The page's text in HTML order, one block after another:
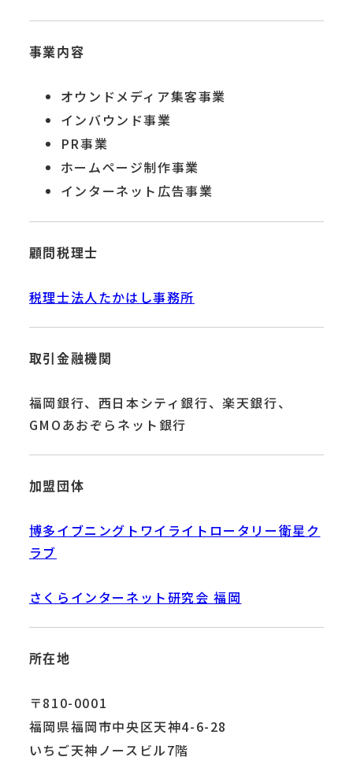
事業内容
オウンドメディア集客事業
インバウンド事業
PR事業
ホームページ制作事業
インターネット広告事業
顧問税理士
税理士法人たかはし事務所
取引金融機関
福岡銀行、西日本シティ銀行、楽天銀行、
GMOあおぞらネット銀行
加盟団体
博多イブニングトワイライトロータリー衛星ク
ラブ
さくらインターネット研究会 福岡
所在地
〒810-0001
福岡県福岡市中央区天神4-6-28
いちご天神ノースビル7階